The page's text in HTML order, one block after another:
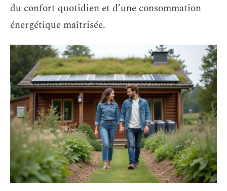
du confort quotidien et d’une consommation
énergétique maîtrisée.